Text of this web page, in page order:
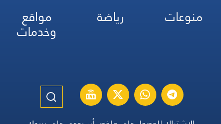
منوعات
رياضة مواقع
وخدمات